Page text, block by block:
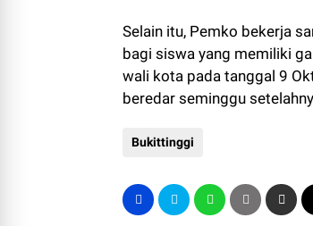
Selain itu, Pemko bekerja
bagi siswa yang memiliki
wali kota pada tanggal 9
beredar seminggu
Bukittinggi